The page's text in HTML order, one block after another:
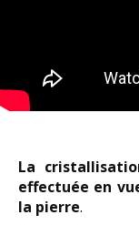
La
effectuée en
la pierre.